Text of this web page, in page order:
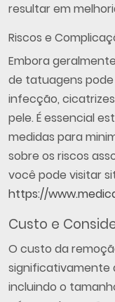
resultar em
Riscos e
Embora
de tatuagens
infecção,
pele. É essencial
medidas para
sobre os riscos
você pode visitar
https://
Custo e
O custo da
significativamente
incluindo o